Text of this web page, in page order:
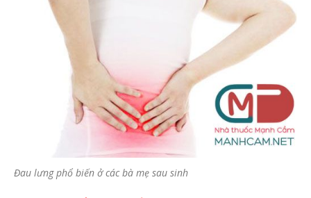
Đau lưng phổ biến ở các bà mẹ sau sinh